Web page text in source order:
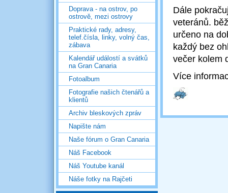
Doprava - na ostrov, po
ostrově, mezi ostrovy
Praktické rady, adresy,
telef.čísla, linky, volný čas,
zábava
Kalendář událostí a svátků
na Gran Canaria
Fotoalbum
Fotografie našich čtenářů a
klientů
Archiv bleskových zpráv
Napište nám
Naše fórum o Gran Canaria
Náš Facebook
Náš Youtube kanál
Náše fotky na Rajčeti
Dále
veteránů.
určeno na
každý bez
večer kolem
Více